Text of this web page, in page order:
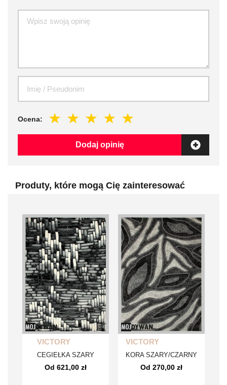
Ocena:
Dodaj opinię
Produty, które mogą Cię zainteresować
VICTORY
CEGIEŁKA SZARY
Od 621,00 zł
VICTORY
KORA SZARY/CZARNY
Od 270,00 zł